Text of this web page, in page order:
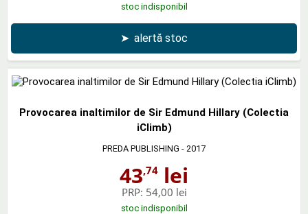
stoc indisponibil
➤ alertă stoc
Provocarea inaltimilor de Sir Edmund Hillary (Colectia
iClimb)
PREDA PUBLISHING - 2017
43,74 lei
PRP: 54,00 lei
stoc indisponibil